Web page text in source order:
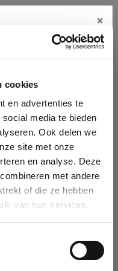
cookies
en advertenties te
media te bieden
Ook delen we
site met onze
en analyse. Deze
met andere
of die ze hebben
van hun services.
details
by name, VAT or
it will auto-complete the
database, you can create
×